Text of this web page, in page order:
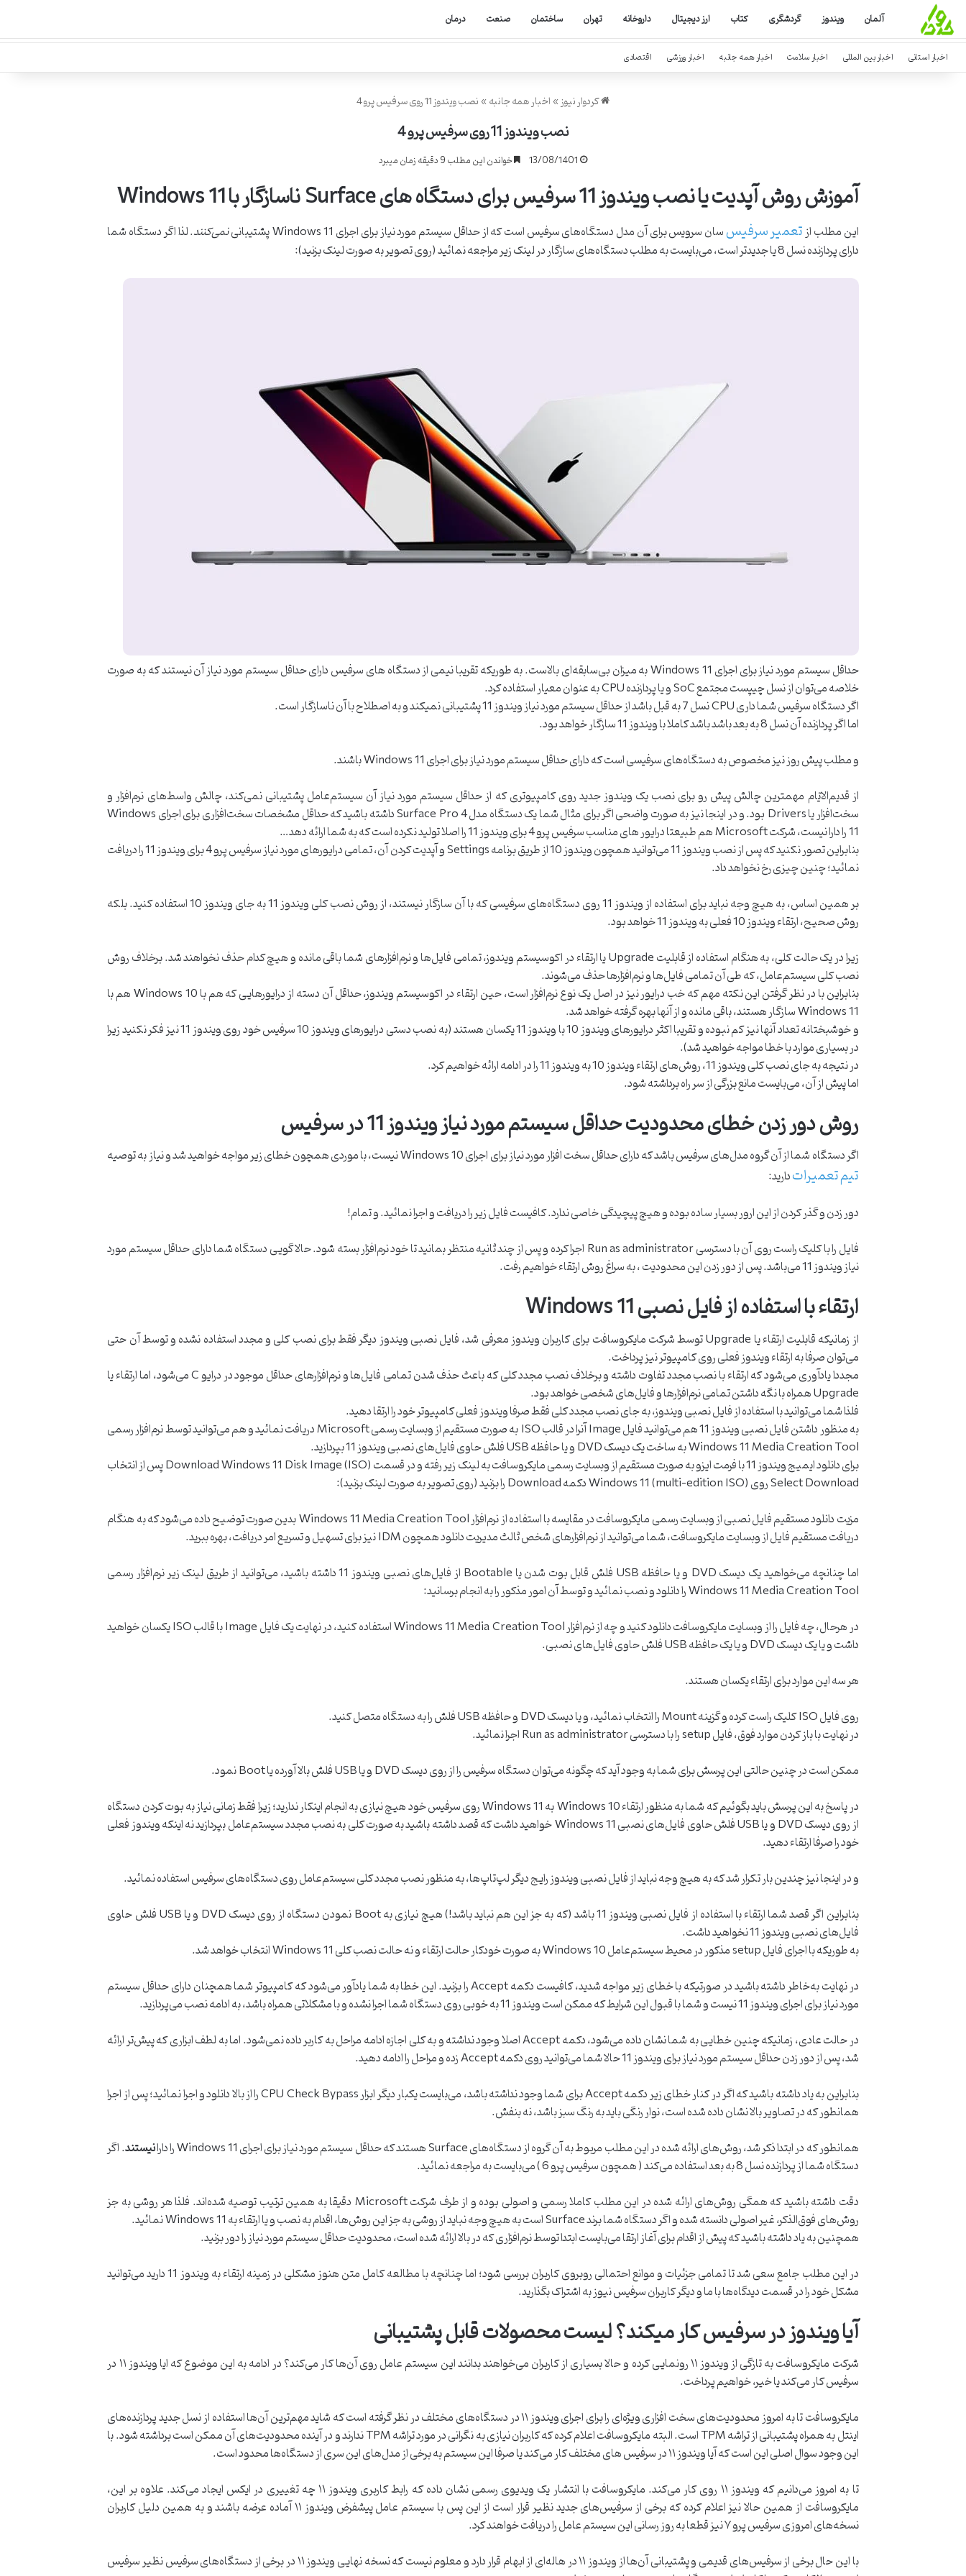
آلمان ویندوز گردشگری کتاب ارز دیجیتال داروخانه تهران ساختمان صنعت درمان
اخبار استانی اخبار بین المللی اخبار سلامت اخبار همه جانبه اخبار ورزشی اقتصادی
کردوار نیوز»اخبار همه جانبه»نصب ویندوز 11 روی سرفیس پرو 4
نصب ویندوز 11 روی سرفیس پرو 4
13/08/1401 خواندن این مطلب 9 دقیقه زمان میبرد
آموزش روش آپدیت یا نصب ویندوز 11 سرفیس برای دستگاه های Surface ناسازگار با Windows 11
این مطلب ازتعمیر سرفیسسان سرویس برای آن مدل دستگاه‌های سرفیس است که از حداقل سیستم مورد نیاز برای اجرای Windows 11 پشتیبانی نمیکنند. لذا اگر دستگاه شما
دارای پردازنده نسل 8 یا جدیدتر است، می‌بایست به مطلب دستگاه‌های سازگار در لینک زیر مراجعه نمائید (روی تصویر به صورت لینک بزنید):
حداقل سیستم مورد نیاز برای اجرای Windows 11 به میزان بی‌سابقه‌ای بالاست. به طوریکه تقریبا نیمی از دستگاه های سرفیس دارای حداقل سیستم مورد نیاز آن نیستند که به صورت
خلاصه می‌توان از نسل چیپست مجتمع SoC و یا پردازنده CPU به عنوان معیار استفاده کرد.
اگر دستگاه سرفیس شما داری CPU نسل 7 به قبل باشد از حداقل سیستم مورد نیاز ویندوز 11 پشتیبانی نمیکند و به اصطلاح با آن ناسازگار است.
اما اگر پردازنده آن نسل 8 به بعد باشد باشد کاملا با ویندوز 11 سازگار خواهد بود.
و مطلب پیش روز نیز مخصوص به دستگاه‌های سرفیسی است که دارای حداقل سیستم مورد نیاز برای اجرای Windows 11 باشند.
از قدیم‌الایّام مهمترین چالش پیش رو برای نصب یک ویندوز جدید روی کامپیوتری که از حداقل سیستم مورد نیاز آن سیستم‌عامل پشتیبانی نمی‌کند، چالش واسط‌های نرم‌افزار و
سخت‌افزار یا Drivers بود. و در اینجا نیز به صورت واضحی اگر برای مثال شما یک دستگاه مدل Surface Pro 4 داشته باشید که حداقل مشخصات سخت‌افزاری برای اجرای Windows
11 را دارا نیست، شرکت Microsoft هم طبیعتا درایور های مناسب سرفیس پرو 4 برای ویندوز 11 را اصلا تولید نکرده است که به شما ارائه دهد…
بنابراین تصور نکنید که پس از نصب ویندوز 11 می‌توانید همچون ویندوز 10 از طریق برنامه Settings و آپدیت کردن آن، تمامی درایورهای مورد نیاز سرفیس پرو 4 برای ویندوز 11 را دریافت
نمائید؛ چنین چیزی رخ نخواهد داد.
بر همین اساس، به هیچ وجه نباید برای استفاده از ویندوز 11 روی دستگاه‌های سرفیسی که با آن سازگار نیستند، از روش نصب کلی ویندوز 11 به جای ویندوز 10 استفاده کنید. بلکه
روش صحیح، ارتقاء ویندوز 10 فعلی به ویندوز 11 خواهد بود.
زیرا در یک حالت کلی، به هنگام استفاده از قابلیت Upgrade یا ارتقاء در اکوسیستم ویندوز، تمامی فایل‌ها و نرم‌افزارهای شما باقی مانده و هیچ کدام حذف نخواهند شد. برخلاف روش
نصب کلی سیستم‌عامل، که طی آن تمامی فایل‌ها و نرم‌افزارها حذف می‌شوند.
بنابراین با در نظر گرفتن این نکته مهم که خب درایور نیز در اصل یک نوع نرم‌افزار است، حین ارتقاء در اکوسیستم ویندوز، حداقل آن دسته از درایورهایی که هم با Windows 10 هم با
Windows 11 سازگار هستند، باقی مانده و از آنها بهره گرفته خواهد شد.
و خوشبختانه تعداد آنها نیز کم نبوده و تقریبا اکثر درایورهای ویندوز 10 با ویندوز 11 یکسان هستند (به نصب دستی درایورهای ویندوز 10 سرفیس خود روی ویندوز 11 نیز فکر نکنید زیرا
در بسیاری موارد با خطا مواجه خواهید شد).
در نتیجه به جای نصب کلی ویندوز 11، روش‌های ارتقاء ویندوز 10 به ویندوز 11 را در ادامه ارائه خواهیم کرد.
اما پیش از آن، می‌بایست مانع بزرگی از سر راه برداشته شود.
روش دور زدن خطای محدودیت حداقل سیستم مورد نیاز ویندوز 11 در سرفیس
اگر دستگاه شما از آن گروه مدل‌های سرفیس باشد که دارای حداقل سخت افزار مورد نیاز برای اجرای Windows 10 نیست، با موردی همچون خطای زیر مواجه خواهید شد و نیاز به توصیه
تیم تعمیراتدارید:
دور زدن و گذر کردن از این ارور بسیار ساده بوده و هیچ پیچیدگی خاصی ندارد. کافیست فایل زیر را دریافت و اجرا نمائید. و تمام!
فایل را با کلیک راست روی آن با دسترسی Run as administrator اجرا کرده و پس از چند ثانیه منتظر بمانید تا خود نرم‌افزار بسته شود. حالا گویی دستگاه شما دارای حداقل سیستم مورد
نیاز ویندوز 11 می‌باشد. پس از دور زدن این محدودیت ، به سراغ روش ارتقاء خواهیم رفت.
ارتقاء با استفاده از فایل نصبی Windows 11
از زمانیکه قابلیت ارتقاء یا Upgrade توسط شرکت مایکروسافت برای کاربران ویندوز معرفی شد، فایل نصبی ویندوز دیگر فقط برای نصب کلی و مجدد استفاده نشده و توسط آن حتی
می‌توان صرفا به ارتقاء ویندوز فعلی روی کامپیوتر نیز پرداخت.
مجددا یادآوری می‌شود که ارتقاء با نصب مجدد تفاوت داشته و برخلاف نصب مجدد کلی که باعث حذف شدن تمامی فایل‌ها و نرم‌افزارهای حداقل موجود در درایو C می‌شود، اما ارتقاء یا
Upgrade همراه با نگه داشتن تمامی نرم‌افزارها و فایل‌های شخصی خواهد بود.
فلذا شما می‌توانید با استفاده از فایل نصبی ویندوز، به جای نصب مجدد کلی فقط صرفا ویندوز فعلی کامپیوتر خود را ارتقا دهید.
به منظور داشتن فایل نصبی ویندوز 11 هم می‌توانید فایل Image آنرا در قالب ISO به صورت مستقیم از وبسایت رسمی Microsoft دریافت نمائید و هم می‌توانید توسط نرم‌افزار رسمی
Windows 11 Media Creation Tool به ساخت یک دیسک DVD و یا حافظه USB فلش حاوی فایل‌های نصبی ویندوز 11 بپردازید.
برای دانلود ایمیج ویندوز 11 با فرمت ایزو به صورت مستقیم از وبسایت رسمی مایکروسافت به لینک زیر رفته و در قسمت Download Windows 11 Disk Image (ISO) پس از انتخاب
Select Download روی Windows 11 (multi-edition ISO) دکمه Download را بزنید (روی تصویر به صورت لینک بزنید):
مزیت دانلود مستقیم فایل نصبی از وبسایت رسمی مایکروسافت در مقایسه با استفاده از نرم‌‎افزار Windows 11 Media Creation Tool بدین صورت توضیح داده می‌شود که به هنگام
دریافت مستقیم فایل از وبسایت مایکروسافت، شما می‌توانید از نرم‌افزارهای شخص ثالث مدیریت دانلود همچون IDM نیز برای تسهیل و تسریع امر دریافت، بهره ببرید.
اما چنانچه می‌خواهید یک دیسک DVD و یا حافظه USB فلش قابل بوت شدن یا Bootable از فایل‌های نصبی ویندوز 11 داشته باشید، می‌توانید از طریق لینک زیر نرم‌افزار رسمی
Windows 11 Media Creation Tool را دانلود و نصب نمائید و توسط آن امور مذکور را به انجام برسانید:
در هرحال، چه فایل را از وبسایت مایکروسافت دانلود کنید و چه از نرم‌افزار Windows 11 Media Creation Tool استفاده کنید، در نهایت یک فایل Image با قالب ISO یکسان خواهید
داشت و یا یک دیسک DVD و یا یک حافظه USB فلش حاوی فایل‌های نصبی.
هر سه این موارد برای ارتقاء یکسان هستند.
روی فایل ISO کلیک راست کرده و گزینه Mount را انتخاب نمائید، و یا دیسک DVD و حافظه USB فلش را به دستگاه متصل کنید.
در نهایت با باز کردن موارد فوق، فایل setup را با دسترسی Run as administrator اجرا نمائید.
ممکن است در چنین حالتی این پرسش برای شما به وجود آید که چگونه می‌توان دستگاه سرفیس را از روی دیسک DVD و یا USB فلش بالا آورده یا Boot نمود.
در پاسخ به این پرسش باید بگوئیم که شما به منظور ارتقاء Windows 10 به Windows 11 روی سرفیس خود هیچ نیازی به انجام اینکار ندارید؛ زیرا فقط زمانی نیاز به بوت کردن دستگاه
از روی دیسک DVD و یا USB فلش حاوی فایل‌های نصبی Windows 11 خواهید داشت که قصد داشته باشید به صورت کلی به نصب مجدد سیستم‌عامل بپردازید نه اینکه ویندوز فعلی
خود را صرفا ارتقاء دهید.
و در اینجا نیز چندین بار تکرار شد که به هیچ وجه نباید از فایل نصبی ویندوز رایج دیگر لپ‌تاپ‌ها، به منظور نصب مجدد کلی سیستم‌عامل روی دستگاه‌های سرفیس استفاده نمائید.
بنابراین اگر قصد شما ارتقاء با استفاده از فایل نصبی ویندوز 11 باشد (که به جز این هم نباید باشد!) هیچ نیازی به Boot نمودن دستگاه از روی دیسک DVD و یا USB فلش حاوی
فایل‎‌های نصبی ویندوز 11 نخواهید داشت.
به طوریکه با اجرای فایل setup مذکور در محیط سیستم‌عامل Windows 10 به صورت خودکار حالت ارتقاء و نه حالت نصب کلی Windows 11 انتخاب خواهد شد.
در نهایت به‌خاطر داشته باشید در صورتیکه با خطای زیر مواجه شدید، کافیست دکمه Accept را بزنید. این خطا به شما یادآور می‌شود که کامپیوتر شما همچنان دارای حداقل سیستم
مورد نیاز برای اجرای ویندوز 11 نیست و شما با قبول این شرایط که ممکن است ویندوز 11 به خوبی روی دستگاه شما اجرا نشده و با مشکلاتی همراه باشد، به ادامه نصب می‌پردازید.
در حالت عادی، زمانیکه چنین خطایی به شما نشان داده می‌شود، دکمه Accept اصلا وجود نداشته و به کلی اجازه ادامه مراحل به کاربر داده نمی‌شود. اما به لطف ابزاری که پیش‌تر ارائه
شد، پس از دور زدن حداقل سیستم مورد نیاز برای ویندوز 11 حالا شما می‌توانید روی دکمه Accept زده و مراحل را ادامه دهید.
بنابراین به یاد داشته باشید که اگر در کنار خطای زیر دکمه Accept برای شما وجود نداشته باشد، می‌بایست یکبار دیگر ابزار CPU Check Bypass را از بالا دانلود و اجرا نمائید؛ پس از اجرا
همانطور که در تصاویر بالا نشان داده شده است، نوار رنگی باید به رنگ سبز باشد، نه بنفش.
همانطور که در ابتدا ذکر شد، روش‌های ارائه شده در این مطلب مربوط به آن گروه از دستگاه‌های Surface هستند که حداقل سیستم مورد نیاز برای اجرای Windows 11 را دارا
نیستند. اگر
دستگاه شما از پردازنده نسل 8 به بعد استفاده می‌کند ( همچون سرفیس پرو 6 ) می‌بایست به مراجعه نمائید.
دقت داشته باشید که همگی روش‌های ارائه شده در این مطلب کاملا رسمی و اصولی بوده و از طرف شرکت Microsoft دقیقا به همین ترتیب توصیه شده‌اند. فلذا هر روشی به جز
روش‌های فوق‌الذکر، غیر اصولی دانسته شده و اگر دستگاه شما برند Surface است به هیچ وجه نباید از روشی به جز این روش‌ها، اقدام به نصب و یا ارتقاء به Windows 11 نمائید.
همچنین به یاد داشته باشید که پیش از اقدام برای آغاز ارتقا می‌بایست ابتدا توسط نرم‌افزاری که در بالا ارائه شده است، محدودیت حداقل سیستم مورد نیاز را دور بزنید.
در این مطلب جامع سعی شد تا تمامی جزئیات و موانع احتمالی روبروی کاربران بررسی شود؛ اما چنانچه با مطالعه کامل متن هنوز مشکلی در زمینه ارتقاء به ویندوز 11 دارید می‌توانید
مشکل خود را در قسمت دیدگاه‌ها با ما و دیگر کاربران سرفیس نیوز به اشتراک بگذارید.
آیا ویندوز در سرفیس کار میکند؟ لیست محصولات قابل پشتیبانی
شرکت مایکروسافت به تازگی از ویندوز ۱۱ رونمایی کرده و حالا بسیاری از کاربران می‌خواهند بدانند این سیستم عامل روی آن‌ها کار می‌کند؟ در ادامه به این موضوع که ایا ویندوز ۱۱ در
سرفیس کار می‌کند یا خیر، خواهیم پرداخت.
مایکروسافت تا به امروز محدودیت‌های سخت افزاری ویژه‌ای را برای اجرای ویندوز ۱۱ در دستگاه‌های مختلف در نظر گرفته است که شاید مهم‌ترین آن‌ها استفاده از نسل جدید پردازنده‌های
اینتل به همراه پشتیبانی از تراشه TPM است. البته مایکروسافت اعلام کرده که کاربران نیازی به نگرانی در مورد تراشه TPM ندارند و در آینده محدودیت‌های آن ممکن است برداشته شود. با
این وجود سوال اصلی این است که آیا ویندوز ۱۱ در سرفیس های مختلف کار می‌کند یا صرفا این سیستم به برخی از مدل‌های این سری از دستگاه‌ها محدود است.
تا به امروز می‌دانیم که ویندوز ۱۱ روی کار می‌کند. مایکروسافت با انتشار یک ویدیوی رسمی نشان داده که رابط کاربری ویندوز ۱۱ چه تغییری در ایکس ایجاد می‌کند. علاوه بر این،
مایکروسافت از همین حالا نیز اعلام کرده که برخی از سرفیس‌های جدید نظیر قرار است از این پس با سیستم عامل پیشفرض ویندوز ۱۱ آماده عرضه باشند و به همین دلیل کاربران
نسخه‌های امروزی سرفیس پرو ۷ نیز قطعا به روز رسانی این سیستم عامل را دریافت خواهند کرد.
با این حال برخی از سرفیس‌های قدیمی و پشتیبانی آن‌ها از ویندوز ۱۱ در هاله‌ای از ابهام قرار دارد و معلوم نیست که نسخه نهایی ویندوز ۱۱ در برخی از دستگا‌ه‌های سرفیس نظیر سرفیس